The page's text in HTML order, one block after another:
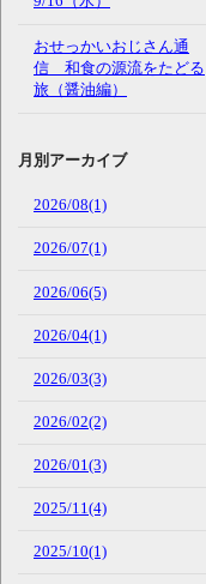
おせっかいおじさん通
信 和食の源流をたどる
旅（醤油編）
月別アーカイブ
2026/08(1)
2026/07(1)
2026/06(5)
2026/04(1)
2026/03(3)
2026/02(2)
2026/01(3)
2025/11(4)
2025/10(1)